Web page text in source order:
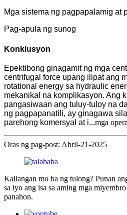
Mga sistema ng pagpapalamig at
Pag-apula ng sunog
Konklusyon
Epektibong ginagamit ng mga
centrifugal force upang ilipat ang
rotational energy sa hydraulic
mekanikal na komplikasyon. Ang
pangasiwaan ang tuluy-tuloy na
ng pagpapanatili, ay ginagawa
parehong komersyal at i...mga
Oras ng pag-post: Abril-21-2025
Kailangan mo ba ng tulong? Punan
sa iyo ang isa sa aming mga
panahon.